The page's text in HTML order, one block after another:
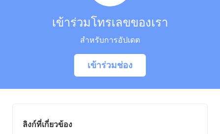
ลิงก์ที่เกี่ยวข้อง
เข้าร่วมโทรเลขของเรา
สำหรับการอัปเดต
เข้าร่วมช่อง